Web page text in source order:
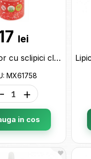
lei
Lipici decor cu sclipici clasic Maxi tub 60ml.rosu MX61758
MX61758
- +
in cos